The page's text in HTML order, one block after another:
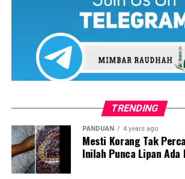
Namun apakan daya sebaik sahaja dunia
pandemik Covid-19, dia sudah tidak
kerjayanya seperti biasa dek kerana
sempadan negara dan sebagainya.
Justeru itu dia terpaksa berehat dari
seorang tukang cuci di kawasan
TRENDING
PANDUAN 4 years ago
Mesti Korang Tak
Inilah Punca Lipan Ada